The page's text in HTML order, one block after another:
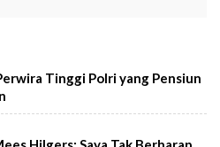
Tinggi Polri yang Pensiun